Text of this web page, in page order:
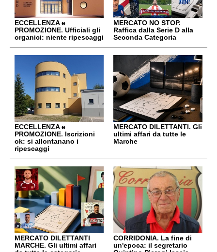
ECCELLENZA e
PROMOZIONE. Ufficiali gli
organici: niente ripescaggi
MERCATO NO STOP.
Raffica dalla Serie D alla
Seconda Categoria
ECCELLENZA e
PROMOZIONE. Iscrizioni
ok: si allontanano i
ripescaggi
MERCATO DILETTANTI. Gli
ultimi affari da tutte le
Marche
MERCATO DILETTANTI
MARCHE. Gli ultimi affari
CORRIDONIA. La fine di
un'epoca: il segretario